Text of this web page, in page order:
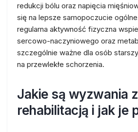
redukcji bólu oraz napięcia
się na lepsze samopoczucie
regularna aktywność fizyczna
sercowo-naczyniowego oraz
szczególnie ważne dla osób
na przewlekłe schorzenia.
Jakie są wyzwania
rehabilitacją i jak je